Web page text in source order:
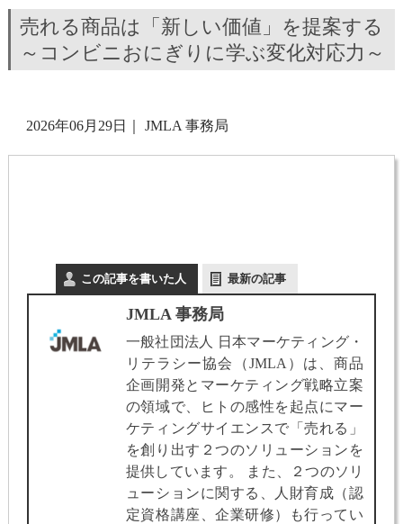
売れる商品は「新しい価値」を提案する
～コンビニおにぎりに学ぶ変化対応力～
2026年06月29日 JMLA 事務局
この記事を書いた人 最新の記事
JMLA 事務局
一般社団法人 日本マーケティング・
リテラシー協会（JMLA）は、商品
企画開発とマーケティング戦略立案
の領域で、ヒトの感性を起点にマー
ケティングサイエンスで「売れる」
を創り出す２つのソリューションを
提供しています。 また、２つのソリ
ューションに関する、人財育成（認
定資格講座、企業研修）も行ってい